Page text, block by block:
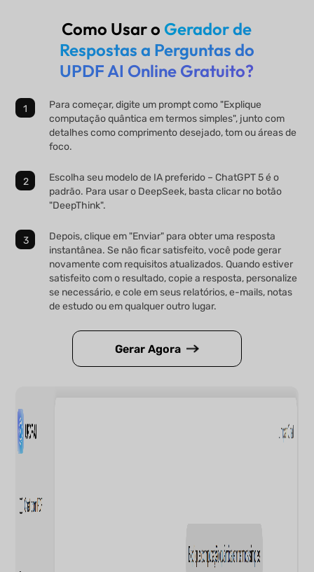
Como Usar o Gerador de
Respostas a Perguntas do
UPDF AI Online Gratuito?
Para começar, digite um prompt como "Explique
computação quântica em termos simples", junto com
detalhes como comprimento desejado, tom ou áreas de
foco.
Escolha seu modelo de IA preferido – ChatGPT 5 é o
padrão. Para usar o DeepSeek, basta clicar no botão
"DeepThink".
Depois, clique em "Enviar" para obter uma resposta
instantânea. Se não ficar satisfeito, você pode gerar
novamente com requisitos atualizados. Quando estiver
satisfeito com o resultado, copie a resposta, personalize
se necessário, e cole em seus relatórios, e-mails, notas
de estudo ou em qualquer outro lugar.
Gerar Agora